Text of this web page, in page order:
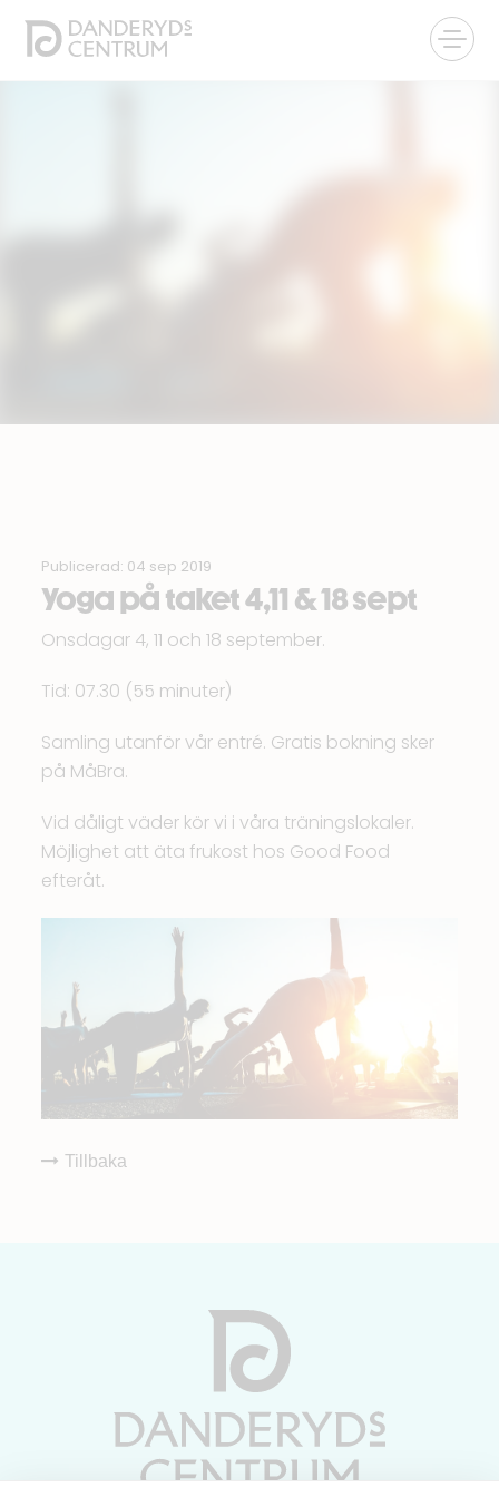
Publicerad: 04 sep 2019
Yoga på taket 4,11 & 18 sept
Onsdagar 4, 11 och 18 september.
Tid: 07.30 (55 minuter)
Samling utanför vår entré. Gratis bokning sker
på MåBra.
Vid dåligt väder kör vi i våra träningslokaler.
Möjlighet att äta frukost hos Good Food
efteråt.
Tillbaka